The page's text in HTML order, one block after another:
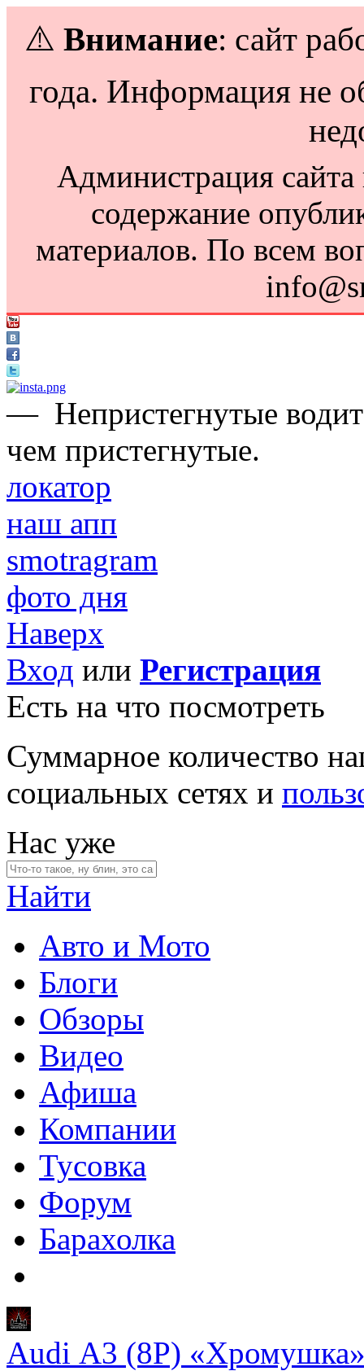
⚠️ Внимание: сайт
года. Информация не
Администрация сайта
содержание
материалов. По всем
— Непристегнутые
чем пристегнутые.
локатор
наш апп
smotragram
фото дня
Наверх
Вход или Регистрация
Есть на что посмотреть
Суммарное количество
социальных сетях и
Нас уже
Найти
Авто и Мото
Блоги
Обзоры
Видео
Афиша
Компании
Тусовка
Форум
Барахолка
Audi A3 (8P)